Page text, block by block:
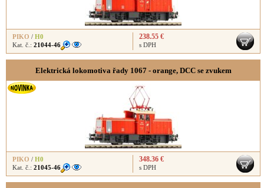
PIKO / H0
Kat. č.: 21044-46
238.55 €
s DPH
Elektrická lokomotiva řady 1067 - orange, DCC se zvukem
PIKO / H0
Kat. č.: 21045-46
348.36 €
s DPH